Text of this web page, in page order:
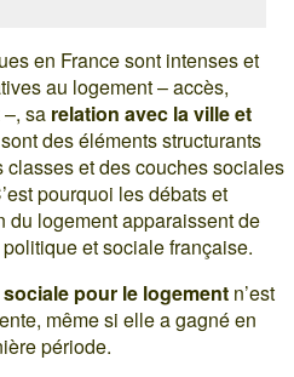
en France sont intenses et
au logement – accès,
sa relation avec la ville et
des éléments structurants
et des couches sociales
pourquoi les débats et
du logement apparaissent de
et sociale française.
pour le logement n’est
même si elle a gagné en
période.